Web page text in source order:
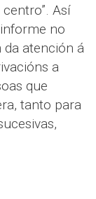
Así
no
da atención á
a
que
tanto para